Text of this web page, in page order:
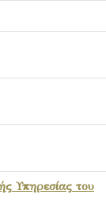
Υπηρεσίας του